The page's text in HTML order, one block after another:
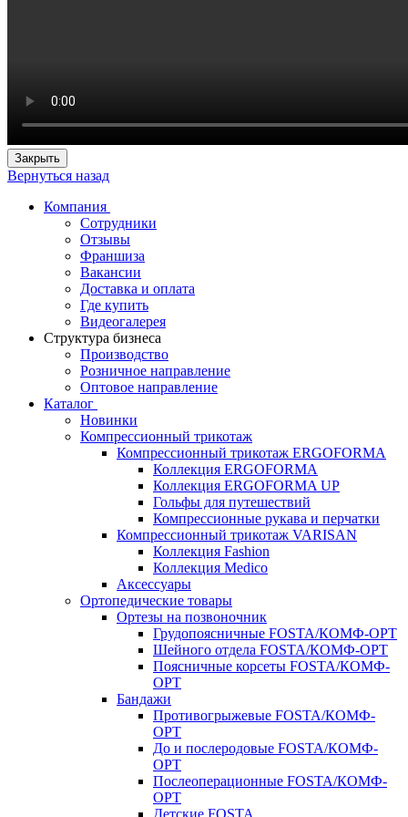
Закрыть
Вернуться назад
Компания
Сотрудники
Отзывы
Франшиза
Вакансии
Доставка и оплата
Где купить
Видеогалерея
Структура бизнеса
Производство
Розничное направление
Оптовое направление
Каталог
Новинки
Компрессионный трикотаж
Компрессионный трикотаж ERGOFORMA
Коллекция ERGOFORMA
Коллекция ERGOFORMA UP
Гольфы для путешествий
Компрессионные рукава и перчатки
Компрессионный трикотаж VARISAN
Коллекция Fashion
Коллекция Medico
Аксессуары
Ортопедические товары
Ортезы на позвоночник
Грудопоясничные FOSTA/КОМФ-ОРТ
Шейного отдела FOSTA/КОМФ-ОРТ
Поясничные корсеты FOSTA/КОМФ-
ОРТ
Бандажи
Противогрыжевые FOSTA/КОМФ-
ОРТ
До и послеродовые FOSTA/КОМФ-
ОРТ
Послеоперационные FOSTA/КОМФ-
ОРТ